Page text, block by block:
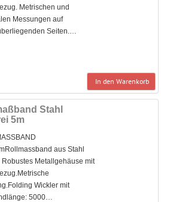
Metrischen und
Messungen auf
Seiten.…
In den Warenkorb
Stahl
5m
aus Stahl
Robustes Metallgehäuse mit
Wickler mit
5000…